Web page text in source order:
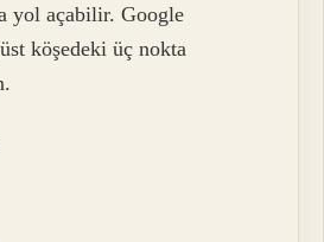
yol açabilir. Google
köşedeki üç nokta